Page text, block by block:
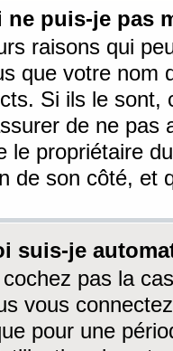
ne puis-je pas
raisons qui
que votre nom
Si ils le sont,
de ne pas
le propriétaire
de son côté, et
suis-je
pas la
vous
pour une